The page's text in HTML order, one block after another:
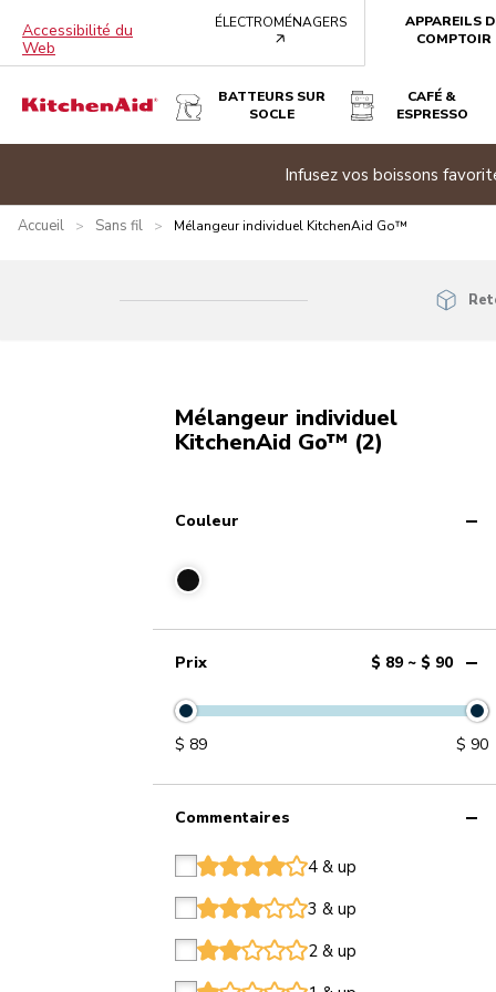
Accessibilité du
Web
ÉLECTROMÉNAGERS
APPAREILS
COMPTOIR
BATTEURS SUR
SOCLE
CAFÉ &
ESPRESSO
Infusez vos boissons
Accueil > Sans fil > Mélangeur individuel KitchenAid Go™
Mélangeur individuel
KitchenAid Go™ (2)
Couleur
Prix $ 89 ~ $ 90
$ 89 $ 90
Commentaires
star
star
star
star
star 4 & up
star
star
star
star
star 3 & up
star
star
star
star
star 2 & up